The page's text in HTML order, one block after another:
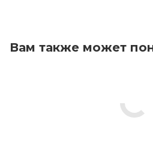
Вам также может